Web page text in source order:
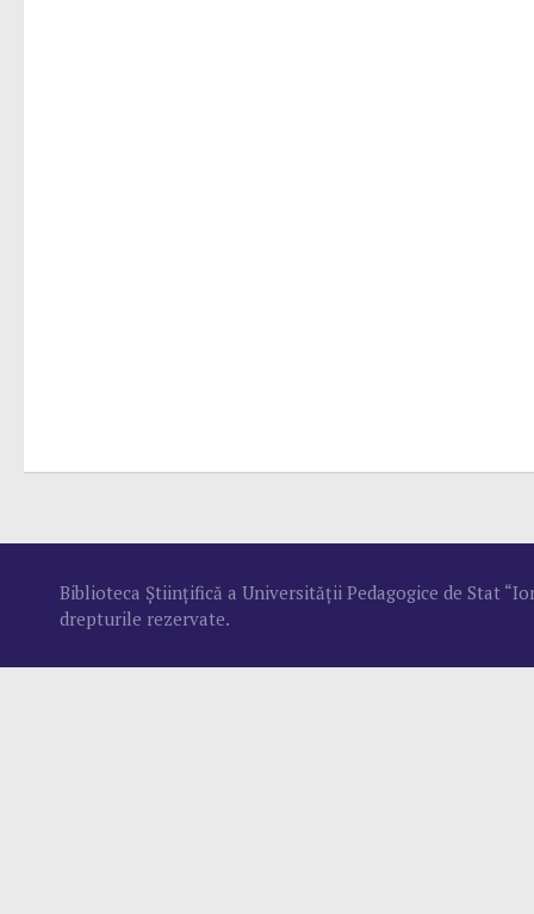
Biblioteca Ştiinţifică a Universităţii Pedagogice de Stat
drepturile rezervate.